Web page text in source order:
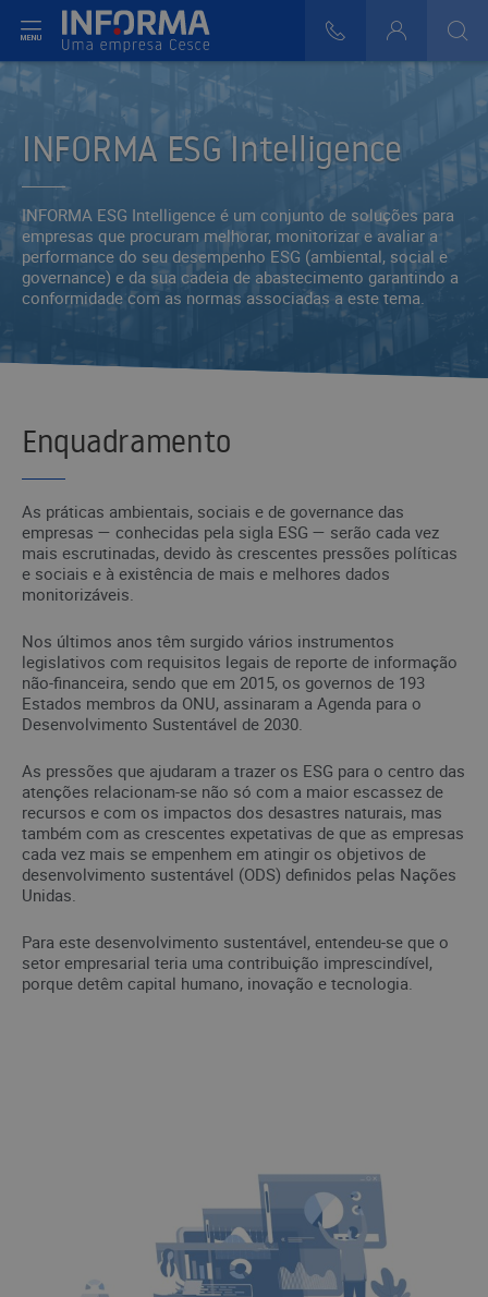
do Menu
INFORMA ESG Intelligence
INFORMA ESG Intelligence é um conjunto de soluções para
empresas que procuram melhorar, monitorizar e avaliar a
performance do seu desempenho ESG (ambiental, social e
governance) e da sua cadeia de abastecimento garantindo a
conformidade com as normas associadas a este tema.
Enquadramento
As práticas ambientais, sociais e de governance das
empresas — conhecidas pela sigla ESG — serão cada vez
mais escrutinadas, devido às crescentes pressões políticas
e sociais e à existência de mais e melhores dados
monitorizáveis.
Nos últimos anos têm surgido vários instrumentos
legislativos com requisitos legais de reporte de informação
não-financeira, sendo que em 2015, os governos de 193
Estados membros da ONU, assinaram a Agenda para o
Desenvolvimento Sustentável de 2030.
As pressões que ajudaram a trazer os ESG para o centro das
atenções relacionam-se não só com a maior escassez de
recursos e com os impactos dos desastres naturais, mas
também com as crescentes expetativas de que as empresas
cada vez mais se empenhem em atingir os objetivos de
desenvolvimento sustentável (ODS) definidos pelas Nações
Unidas.
Para este desenvolvimento sustentável, entendeu-se que o
setor empresarial teria uma contribuição imprescindível,
porque detêm capital humano, inovação e tecnologia.